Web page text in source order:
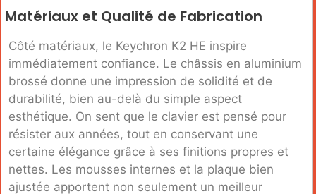
Matériaux et Qualité de Fabrication
Côté matériaux, le Keychron K2 HE inspire
immédiatement confiance. Le châssis en aluminium
brossé donne une impression de solidité et de
durabilité, bien au-delà du simple aspect
esthétique. On sent que le clavier est pensé pour
résister aux années, tout en conservant une
certaine élégance grâce à ses finitions propres et
nettes. Les mousses internes et la plaque bien
ajustée apportent non seulement un meilleur